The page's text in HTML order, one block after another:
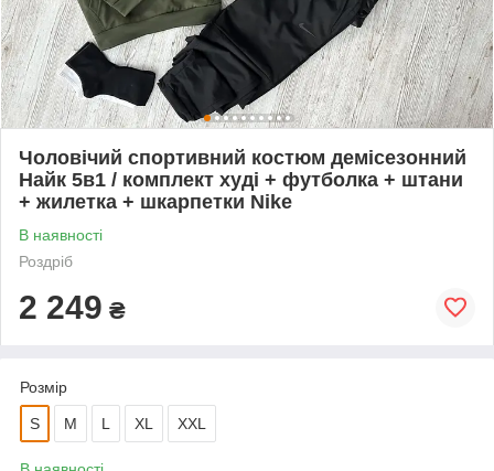
Чоловічий спортивний костюм демісезонний
Найк 5в1 / комплект худі + футболка + штани
+ жилетка + шкарпетки Nike
В наявності
Роздріб
2 249 ₴
Розмір
S M L XL XXL